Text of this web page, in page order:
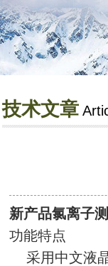
技术文章
新产品氯离子
功能特点
采用中文液